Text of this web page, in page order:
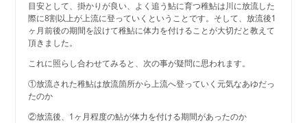
目安として、掛かりが良い、よく追う鮎に育つ稚鮎は川に放流した
際に8割以上が上流に登っていくということです。そして、放流後1
ヶ月前後の期間を設けて稚鮎に体力を付けることが大切だと教えて
頂きました。
これに照らし合わせてみると、次の事が疑問に思われます。
①放流された稚鮎は放流箇所から上流へ登っていく元気なあゆだっ
たのか
②放流後、1ヶ月程度の鮎が体力を付ける期間があったのか